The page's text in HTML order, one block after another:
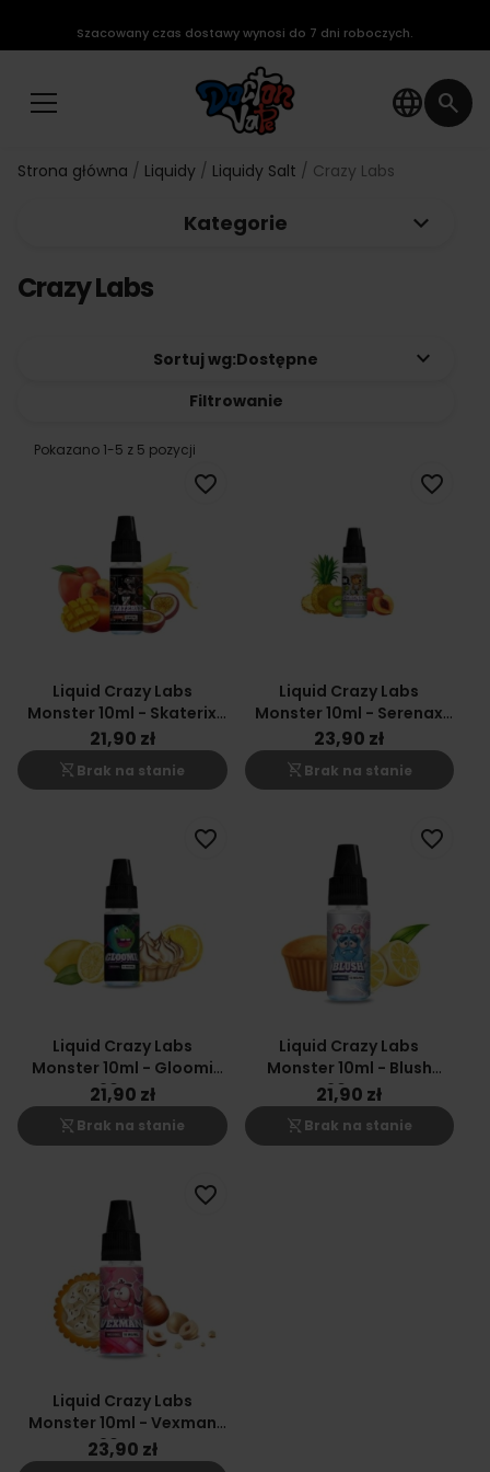
language search
Szacowany czas dostawy wynosi do 7 dni roboczych.
Strona główna Liquidy Liquidy Salt Crazy Labs
Kategorie keyboard_arrow_down
Crazy Labs
Sortuj wg:Dostępne keyboard_arrow_down
Filtrowanie
Pokazano 1-5 z 5 pozycji
Liquid Crazy Labs
Monster 10ml - Skaterix
20mg
21,90 zł
shopping_cart_off Brak na stanie
favorite_border
Liquid Crazy Labs
Monster 10ml - Serenax
20mg
23,90 zł
shopping_cart_off Brak na stanie
favorite_border
Liquid Crazy Labs
Monster 10ml - Gloomi
20mg
21,90 zł
shopping_cart_off Brak na stanie
favorite_border
Liquid Crazy Labs
Monster 10ml - Blush
20mg
21,90 zł
shopping_cart_off Brak na stanie
favorite_border
Liquid Crazy Labs
Monster 10ml - Vexman
20mg
23,90 zł
favorite_border